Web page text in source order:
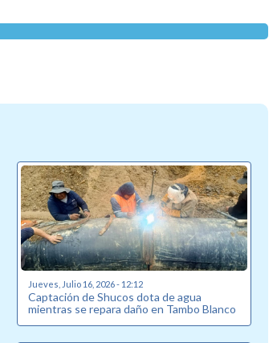
Jueves, Julio 16, 2026 - 12:12
Captación de Shucos dota de agua
mientras se repara daño en Tambo Blanco